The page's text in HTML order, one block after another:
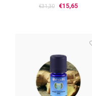
Sint Janskruid 20% in Olijfolie -
€31,30 €15,65